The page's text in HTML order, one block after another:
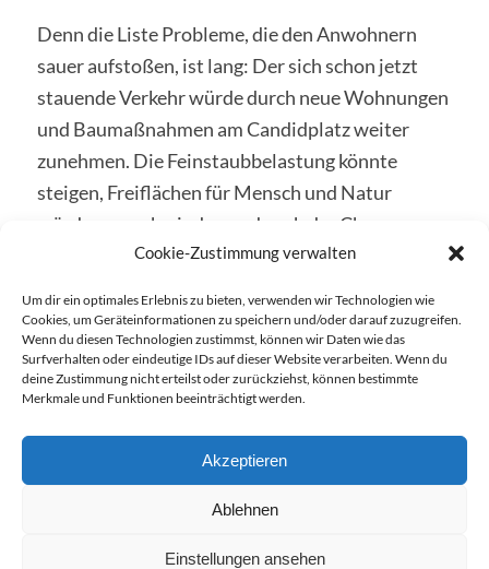
Cookie-Zustimmung verwalten
Um dir ein optimales Erlebnis zu bieten, verwenden wir Technologien wie
Cookies, um Geräteinformationen zu speichern und/oder darauf zuzugreifen.
Wenn du diesen Technologien zustimmst, können wir Daten wie das
Surfverhalten oder eindeutige IDs auf dieser Website verarbeiten. Wenn du
deine Zustimmung nicht erteilst oder zurückziehst, können bestimmte
Merkmale und Funktionen beeinträchtigt werden.
Akzeptieren
Ablehnen
Einstellungen ansehen
Denn die Liste Probleme, die den Anwohnern
sauer aufstoßen, ist lang: Der sich schon jetzt
stauende Verkehr würde durch neue Wohnungen
und Baumaßnahmen am Candidplatz weiter
zunehmen. Die Feinstaubbelastung könnte
steigen, Freiflächen für Mensch und Natur
würden verschwinden und auch der Charme
Giesings könnte leiden. Besonders kritisiert
viele anwesende […]
Weiterlesen